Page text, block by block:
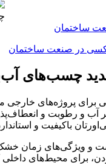
در صنعت ساختمان
چسب‌های
آب و رطوبت و
باکیفیت و
محیط‌های داخلی